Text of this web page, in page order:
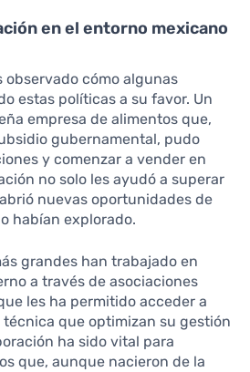
en el entorno mexicano
observado cómo algunas
estas políticas a su favor. Un
empresa de alimentos que,
gubernamental, pudo
y comenzar a vender en
no solo les ayudó a superar
nuevas oportunidades de
habían explorado.
grandes han trabajado en
a través de asociaciones
les ha permitido acceder a
que optimizan su gestión
ha sido vital para
que, aunque nacieron de la